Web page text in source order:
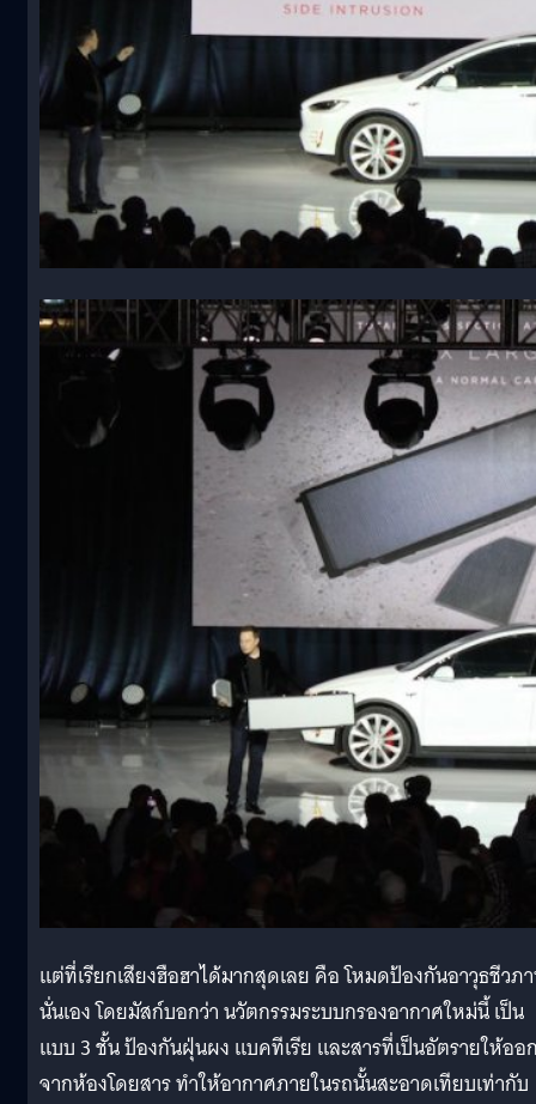
แต่ที่เรียกเสียงฮือฮาได้มากสุดเลย คือ โหมดป้องกันอาวุธชีวภ
นั่นเอง โดยมัสก์บอกว่า นวัตกรรมระบบกรองอากาศใหม่นี้ เป็น
แบบ 3ชั้น ป้องกันฝุ่นผง แบคทีเรีย และสารที่เป็นอัตรายให้ออ
จากห้องโดยสาร ทำให้อากาศภายในรถนั้นสะอาดเทียบเท่ากับ